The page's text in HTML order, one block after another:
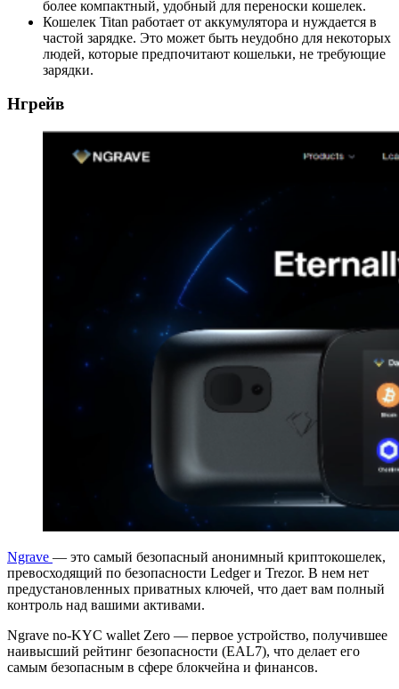
более компактный, удобный для переноски кошелек.
Кошелек Titan работает от аккумулятора и нуждается в
частой зарядке. Это может быть неудобно для некоторых
людей, которые предпочитают кошельки, не требующие
зарядки.
Нгрейв
Ngrave — это самый безопасный анонимный криптокошелек,
превосходящий по безопасности Ledger и Trezor. В нем нет
предустановленных приватных ключей, что дает вам полный
контроль над вашими активами.
Ngrave no-KYC wallet Zero — первое устройство, получившее
наивысший рейтинг безопасности (EAL7), что делает его
самым безопасным в сфере блокчейна и финансов.